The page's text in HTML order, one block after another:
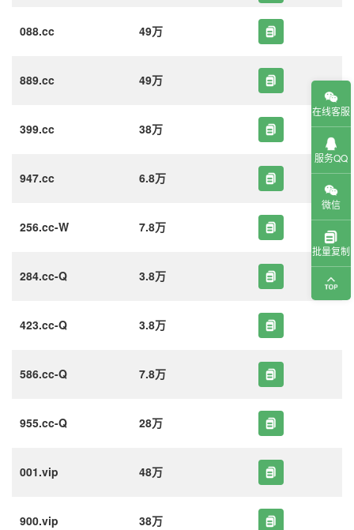
088.cc 49万
889.cc 49万
399.cc 38万
947.cc 6.8万
256.cc-W 7.8万
284.cc-Q 3.8万
423.cc-Q 3.8万
586.cc-Q 7.8万
955.cc-Q 28万
001.vip 48万
900.vip 38万
在线客服
服务QQ
微信
批量复制